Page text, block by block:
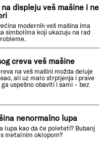
displeju veš mašine i ne
modernih veš mašina ima
simbolima koji ukazuju na rad
creva veš mašine
na veš mašini možda deluje
ali uz malo strpljenja i prave
uspešno obaviti i sami – bez
nenormalno lupa
lupa kao da će poleteti? Bubanj
metalnim oklopom?